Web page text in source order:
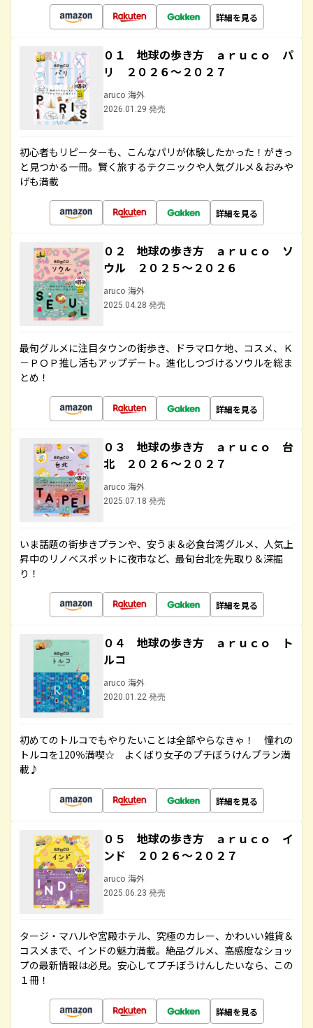
詳細を見る
０１ 地球の歩き方 ａｒｕｃｏ パ
リ ２０２６～２０２７
aruco 海外
2026.01.29 発売
初心者もリピーターも、こんなパリが体験したかった！がきっ
と見つかる一冊。賢く旅するテクニックや人気グルメ＆おみや
げも満載
詳細を見る
０２ 地球の歩き方 ａｒｕｃｏ ソ
ウル ２０２５～２０２６
aruco 海外
2025.04.28 発売
最旬グルメに注目タウンの街歩き、ドラマロケ地、コスメ、Ｋ
－ＰＯＰ推し活もアップデート。進化しつづけるソウルを総ま
とめ！
詳細を見る
０３ 地球の歩き方 ａｒｕｃｏ 台
北 ２０２６～２０２７
aruco 海外
2025.07.18 発売
いま話題の街歩きプランや、安うま＆必食台湾グルメ、人気上
昇中のリノベスポットに夜市など、最旬台北を先取り＆深掘
り！
詳細を見る
０４ 地球の歩き方 ａｒｕｃｏ ト
ルコ
aruco 海外
2020.01.22 発売
初めてのトルコでもやりたいことは全部やらなきゃ！ 憧れの
トルコを120％満喫☆ よくばり女子のプチぼうけんプラン満
載♪
詳細を見る
０５ 地球の歩き方 ａｒｕｃｏ イ
ンド ２０２６～２０２７
aruco 海外
2025.06.23 発売
タージ・マハルや宮殿ホテル、究極のカレー、かわいい雑貨＆
コスメまで、インドの魅力満載。絶品グルメ、高感度なショッ
プの最新情報は必見。安心してプチぼうけんしたいなら、この
１冊！
詳細を見る